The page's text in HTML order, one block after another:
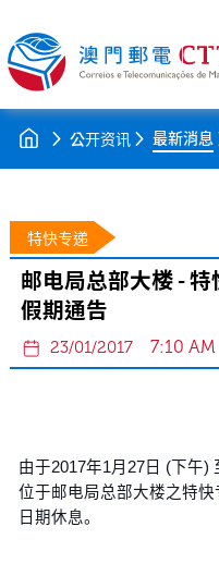
公开资讯 最新消息
特快专递
邮电局总部大楼 -
假期通告
23/01/2017 7:10 AM
由于2017年1月27日 (下午)
位于邮电局总部大楼之特
日期休息。